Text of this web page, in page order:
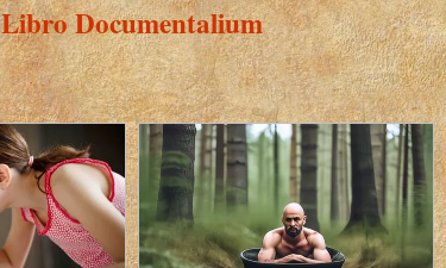
Libro Documentalium